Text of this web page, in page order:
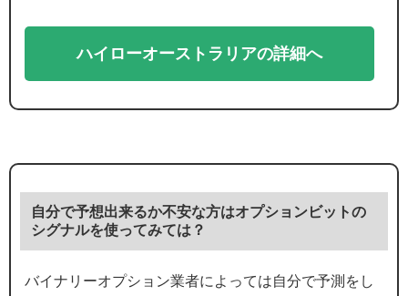
ハイローオーストラリアの詳細へ
自分で予想出来るか不安な方はオプションビットの
シグナルを使ってみては？
バイナリーオプション業者によっては自分で予測をし